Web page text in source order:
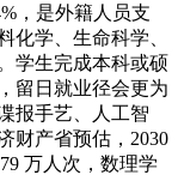
，是外籍人员支
化学、生命科学、
学生完成本科或硕
留日就业径会更为
报手艺、人工智
财产省预估，2030
万人次，数理学